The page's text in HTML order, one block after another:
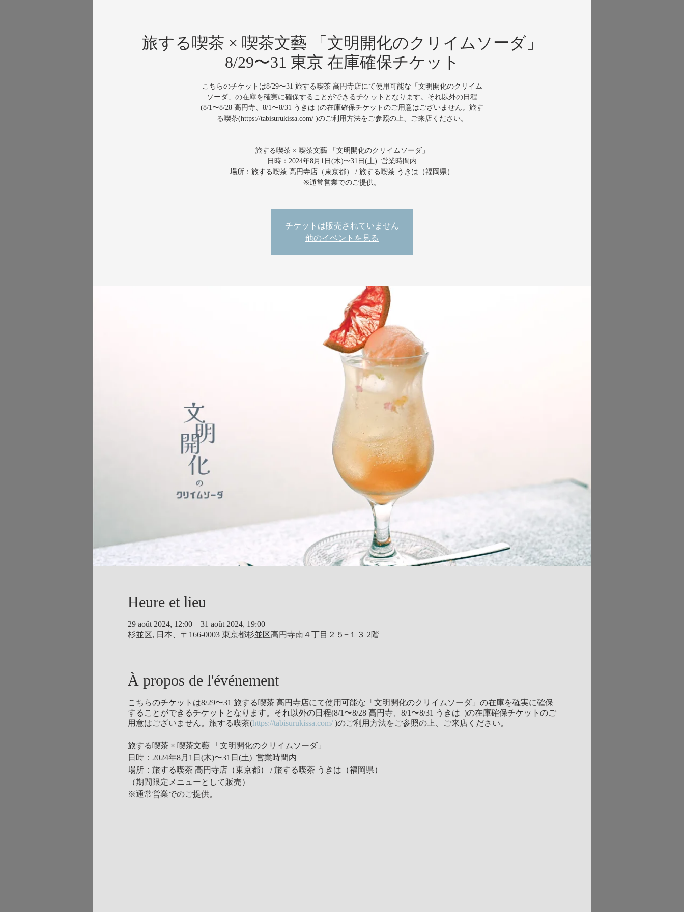
旅する喫茶 × 喫茶文藝 「文明開化のクリイムソーダ」
8/29〜31 東京 在庫確保チケット
こちらのチケットは8/29〜31 旅する喫茶 高円寺店にて使用可能な「文明開化のクリイム
ソーダ」の在庫を確実に確保することができるチケットとなります。それ以外の日程
(8/1〜8/28 高円寺、8/1〜8/31 うきは )の在庫確保チケットのご用意はございません。旅す
る喫茶(https://tabisurukissa.com/ )のご利用方法をご参照の上、ご来店ください。
旅する喫茶 × 喫茶文藝 「文明開化のクリイムソーダ」
日時：2024年8月1日(木)〜31日(土) 営業時間内
場所：旅する喫茶 高円寺店（東京都） / 旅する喫茶 うきは（福岡県）
※通常営業でのご提供。
チケットは販売されていません
他のイベントを見る
Heure et lieu
29 août 2024, 12:00 – 31 août 2024, 19:00
杉並区, 日本、〒166-0003 東京都杉並区高円寺南４丁目２５−１３ 2階
À propos de l'événement
こちらのチケットは8/29〜31 旅する喫茶 高円寺店にて使用可能な「文明開化のクリイムソーダ」の在庫を確実に確保
することができるチケットとなります。それ以外の日程(8/1〜8/28 高円寺、8/1〜8/31 うきは )の在庫確保チケットのご
用意はございません。旅する喫茶(https://tabisurukissa.com/)のご利用方法をご参照の上、ご来店ください。
旅する喫茶 × 喫茶文藝 「文明開化のクリイムソーダ」
日時：2024年8月1日(木)〜31日(土) 営業時間内
場所：旅する喫茶 高円寺店（東京都） / 旅する喫茶 うきは（福岡県）
（期間限定メニューとして販売）
※通常営業でのご提供。